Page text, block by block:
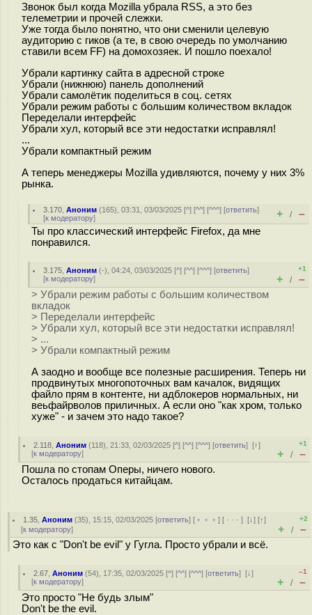
Звонок был когда Mozilla убрала RSS, а это без
телеметрии и прочей слежки.
Уже тогда было понятно, что они сменили целевую
аудиторию с гиков (а те, в свою очередь по умолчанию
ставили всем FF) на домохозяек. И пошло поехало!
Убрали картинку сайта в адресной строке
Убрали (нижнюю) панель дополнений
Убрали самолётик поделиться в соц. сетях
Убрали режим работы с большим количеством вкладок
Переделали интерфейс
Убрали хул, который все эти недостатки исправлял!
...
Убрали компактный режим
А теперь менеджеры Mozilla удивляются, почему у них 3%
рынка.
3.170 ,Аноним (165), 03:31, 03/03/2025 [^] [^^] [^^^] [ответить]
[к модератору] + / –
Ты про классический интерфейс Firefox, да мне
понравился.
3.175 ,Аноним (-), 04:24, 03/03/2025 [^] [^^] [^^^] [ответить]
[к модератору]
+1
+ / –
> Убрали режим работы с большим количеством
вкладок
> Переделали интерфейс
> Убрали хул, который все эти недостатки исправлял!
> ...
> Убрали компактный режим
А заодно и вообще все полезные расширения. Теперь ни
продвинутых многопоточных вам качалок, видящих
файло прям в контенте, ни адблокеров нормальных, ни
веьфайрволов приличных. А если оно "как хром, только
хуже" - и зачем это надо такое?
2.118 ,Аноним (118), 21:33, 02/03/2025 [^] [^^] [^^^] [ответить][↑]
[к модератору]
+1
+ / –
Пошла по стопам Оперы, ничего нового.
Осталось продаться китайцам.
1.35 ,Аноним (35), 15:15, 02/03/2025 [ответить] [ ﹢﹢﹢] [ · · ·][↓] [↑]
[к модератору]
+2
+ / –
Это как с "Don't be evil" у Гугла. Просто убрали и всё.
2.67 ,Аноним (54), 17:35, 02/03/2025 [^] [^^] [^^^] [ответить][↓]
[к модератору]
–1
+ / –
Это просто "Не будь злым"
Don't be the evil.